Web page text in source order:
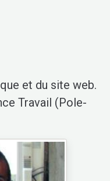
et du site web.
Travail (Pole-